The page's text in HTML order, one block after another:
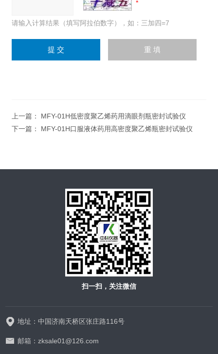
请输入计算结果（填写阿拉伯数字），如：三加四=7
上一篇： MFY-01H低密度聚乙烯药用滴眼剂瓶密封试验仪
下一篇： MFY-01H口服液体药用高密度聚乙烯瓶密封试验仪
扫一扫，关注微信
地址：中国济南天桥区张庄路116号
邮箱：zksale01@126.com